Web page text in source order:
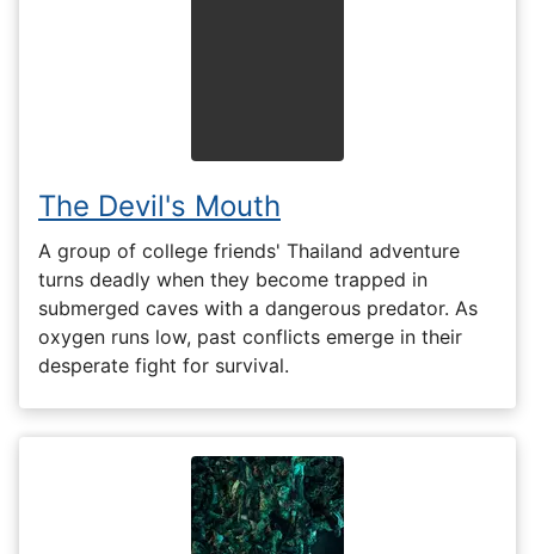
The Devil's Mouth
A group of college friends' Thailand adventure
turns deadly when they become trapped in
submerged caves with a dangerous predator. As
oxygen runs low, past conflicts emerge in their
desperate fight for survival.